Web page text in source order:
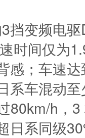
挡变频电
时间仅为
感；车速
系车混动
80km/h，
日系同级